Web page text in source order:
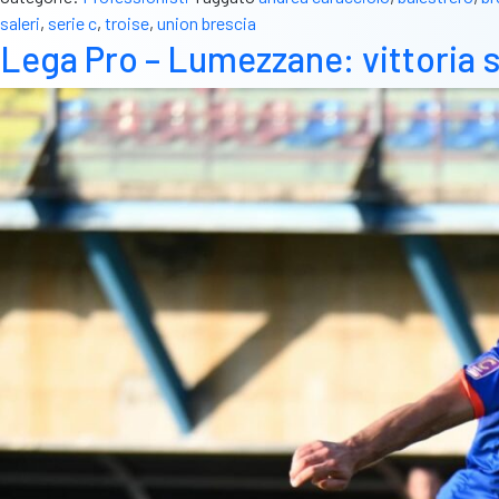
saleri, serie c, troise, union brescia
Lega Pro – Lumezzane: